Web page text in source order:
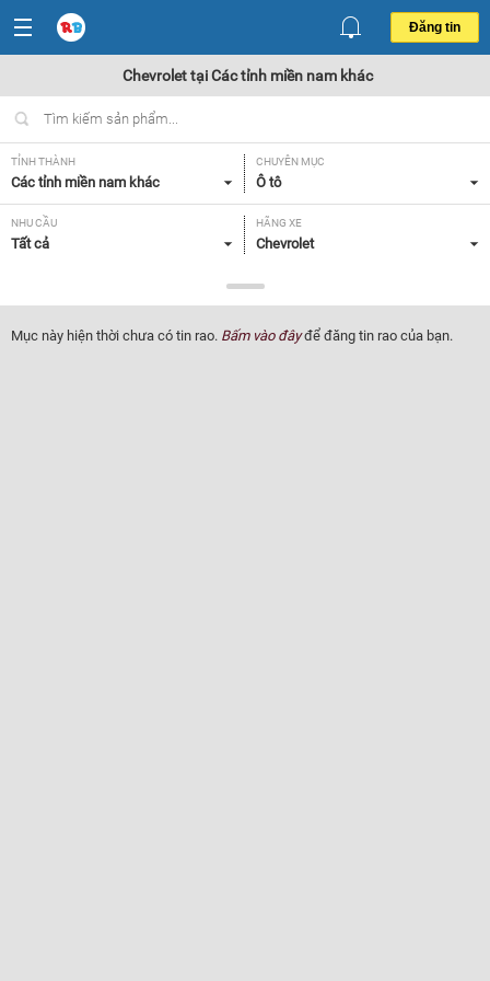
Đăng tin
Chevrolet tại Các tỉnh miền nam khác
TỈNH THÀNH
Các tỉnh miền nam khác
CHUYÊN MỤC
Ô tô
NHU CẦU
Tất cả
HÃNG XE
Chevrolet
Tất cả
NĂM SẢN XUẤT
Tất cả
GIÁ XE XUẤT XỨ
Mục này hiện thời chưa có tin rao. Bấm vào đâyđể đăng tin rao của bạn.